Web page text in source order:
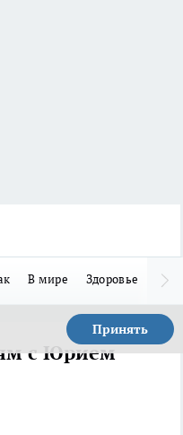
В мире Здоровье
Принять
с Юрием